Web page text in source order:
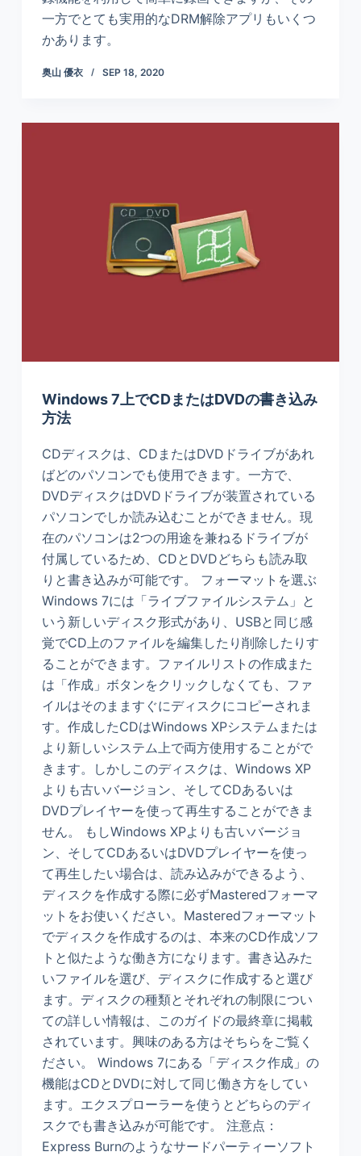
一方でとても実用的なDRM解除アプリもいくつ
かあります。
奥山 優衣 SEP 18, 2020
Windows 7上でCDまたはDVDの書き込み
方法
CDディスクは、CDまたはDVDドライブがあれ
ばどのパソコンでも使用できます。一方で、
DVDディスクはDVDドライブが装置されている
パソコンでしか読み込むことができません。現
在のパソコンは2つの用途を兼ねるドライブが
付属しているため、CDとDVDどちらも読み取
りと書き込みが可能です。 フォーマットを選ぶ
Windows 7には「ライブファイルシステム」と
いう新しいディスク形式があり、USBと同じ感
覚でCD上のファイルを編集したり削除したりす
ることができます。ファイルリストの作成また
は「作成」ボタンをクリックしなくても、ファ
イルはそのまますぐにディスクにコピーされま
す。作成したCDはWindows XPシステムまたは
より新しいシステム上で両方使用することがで
きます。しかしこのディスクは、Windows XP
よりも古いバージョン、そしてCDあるいは
DVDプレイヤーを使って再生することができま
せん。 もしWindows XPよりも古いバージョ
ン、そしてCDあるいはDVDプレイヤーを使っ
て再生したい場合は、読み込みができるよう、
ディスクを作成する際に必ずMasteredフォーマ
ットをお使いください。Masteredフォーマット
でディスクを作成するのは、本来のCD作成ソフ
トと似たような働き方になります。書き込みた
いファイルを選び、ディスクに作成すると選び
ます。ディスクの種類とそれぞれの制限につい
ての詳しい情報は、このガイドの最終章に掲載
されています。興味のある方はそちらをご覧く
ださい。 Windows 7にある「ディスク作成」の
機能はCDとDVDに対して同じ働き方をしてい
ます。エクスプローラーを使うとどちらのディ
スクでも書き込みが可能です。 注意点：
Express Burnのようなサードパーティーソフト